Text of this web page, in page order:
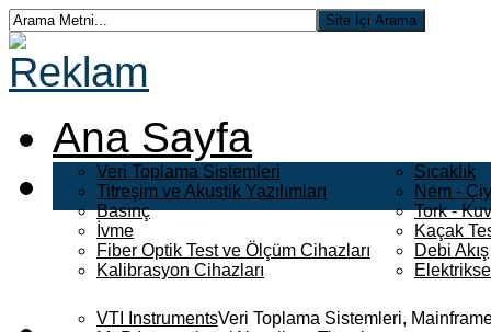
Ana Sayfa
Veri Toplama Sistemleri
Titreşim ve Akustik Yazılımları
Basınç
İvme
Fiber Optik Test ve Ölçüm Cihazları
Kalibrasyon Cihazları
Sıcaklık
Nem -
Tork -
Kaçak
Debi Akış
VTI InstrumentsVeri Toplama Sistemleri,